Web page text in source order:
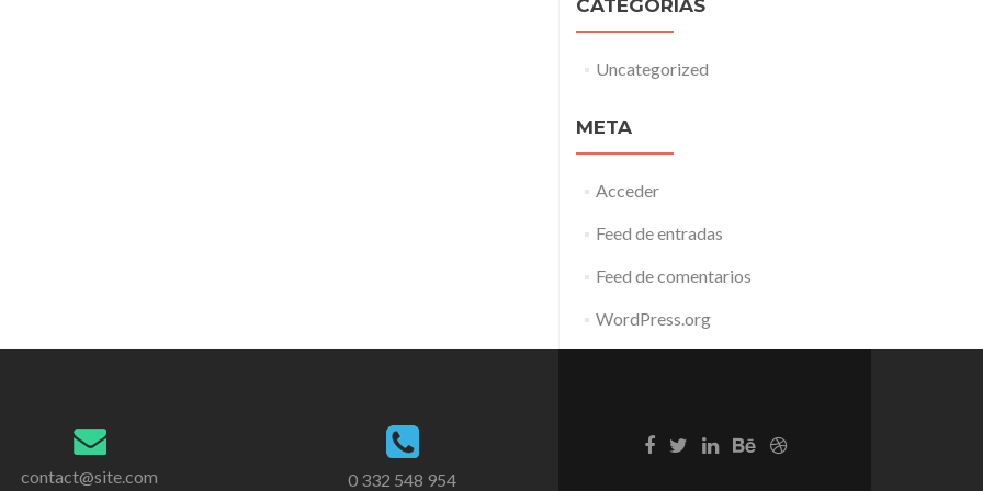
CATEGORÍAS
Uncategorized
META
Acceder
Feed de entradas
Feed de comentarios
WordPress.org
contact@site.com 0 332 548 954